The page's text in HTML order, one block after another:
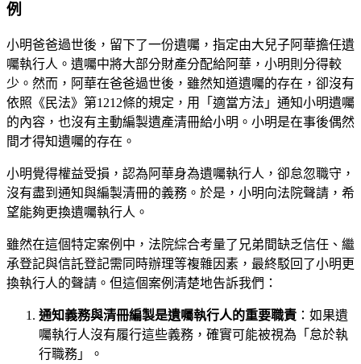
例
小明爸爸過世後，留下了一份遺囑，指定由大兒子阿華擔任遺
囑執行人。遺囑中將大部分財產分配給阿華，小明則分得較
少。然而，阿華在爸爸過世後，雖然知道遺囑的存在，卻沒有
依照《民法》第1212條的規定，用「適當方法」通知小明遺囑
的內容，也沒有主動編製遺產清冊給小明。小明是在事後偶然
間才得知遺囑的存在。
小明覺得權益受損，認為阿華身為遺囑執行人，卻怠忽職守，
沒有盡到通知與編製清冊的義務。於是，小明向法院聲請，希
望能夠更換遺囑執行人。
雖然在這個特定案例中，法院綜合考量了兄弟間缺乏信任、繼
承登記與信託登記需同時辦理等複雜因素，最終駁回了小明更
換執行人的聲請。但這個案例清楚地告訴我們：
通知義務與清冊編製是遺囑執行人的重要職責 ：如果遺
囑執行人沒有履行這些義務，確實可能被視為「怠於執
行職務」。